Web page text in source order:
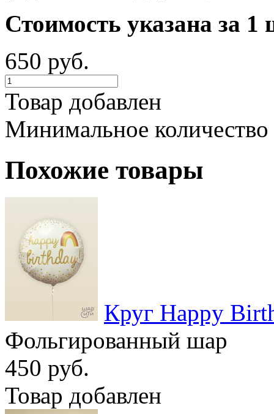
Стоимость указана за 1
650 руб.
Товар добавлен
Минимальное
Похожие товары
Круг Happy
Фольгированный шар
450 руб.
Товар добавлен